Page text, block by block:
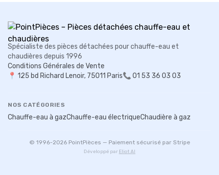
Spécialiste des pièces détachées pour chauffe-eau et
chaudières depuis 1996
Conditions Générales de Vente
📍 125 bd Richard Lenoir, 75011 Paris📞 01 53 36 03 03
NOS CATÉGORIES
Chauffe-eau à gazChauffe-eau électriqueChaudière à gaz
© 1996-2026PointPièces — Paiement sécurisé par Stripe
Développé par Eliot AI